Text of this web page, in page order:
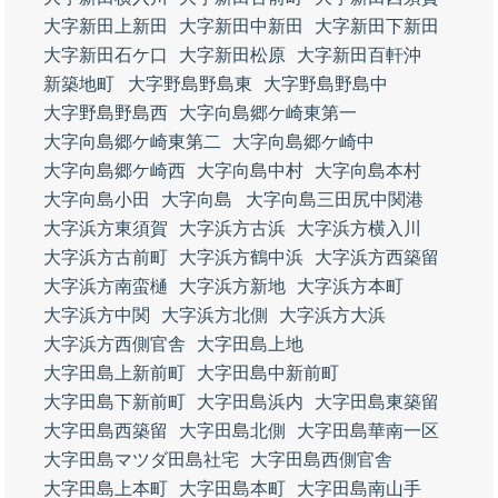
大字新田上新田
大字新田中新田
大字新田下新田
大字新田石ケ口
大字新田松原
大字新田百軒沖
新築地町
大字野島野島東
大字野島野島中
大字野島野島西
大字向島郷ケ崎東第一
大字向島郷ケ崎東第二
大字向島郷ケ崎中
大字向島郷ケ崎西
大字向島中村
大字向島本村
大字向島小田
大字向島
大字向島三田尻中関港
大字浜方東須賀
大字浜方古浜
大字浜方横入川
大字浜方古前町
大字浜方鶴中浜
大字浜方西築留
大字浜方南蛮樋
大字浜方新地
大字浜方本町
大字浜方中関
大字浜方北側
大字浜方大浜
大字浜方西側官舎
大字田島上地
大字田島上新前町
大字田島中新前町
大字田島下新前町
大字田島浜内
大字田島東築留
大字田島西築留
大字田島北側
大字田島華南一区
大字田島マツダ田島社宅
大字田島西側官舎
大字田島上本町
大字田島本町 大字田島南山手